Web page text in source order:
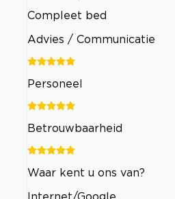
Compleet bed
Advies / Communicatie
Personeel
Betrouwbaarheid
Waar kent u ons van?
Internet/Google